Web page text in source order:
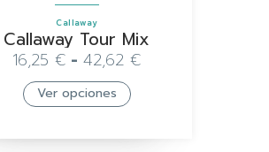
Callaway
Callaway Tour Mix
16,25 € - 42,62 €
Ver opciones